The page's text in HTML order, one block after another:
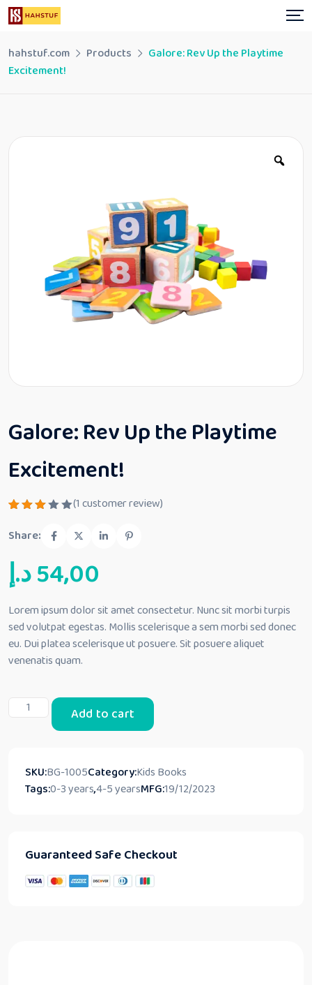
Skip
to
hahstuf.com Products
Galore: Rev Up the Playtime
Excitement!
Galore: Rev Up the Playtime
Excitement!
3.00
out
base
d on
cust
(1 customer review)
Share:
54,00د.إ
Lorem ipsum dolor sit amet consectetur. Nunc sit morbi turpis
sed volutpat egestas. Mollis scelerisque a sem morbi sed donec
eu. Dui platea scelerisque ut posuere. Sit posuere aliquet
venenatis quam.
Galore:
Rev
Playtime
Excitement!
Add to cart
SKU:BG-1005Category:Kids Books
Tags:0-3 years,4-5 yearsMFG:19/12/2023
Guaranteed Safe Checkout